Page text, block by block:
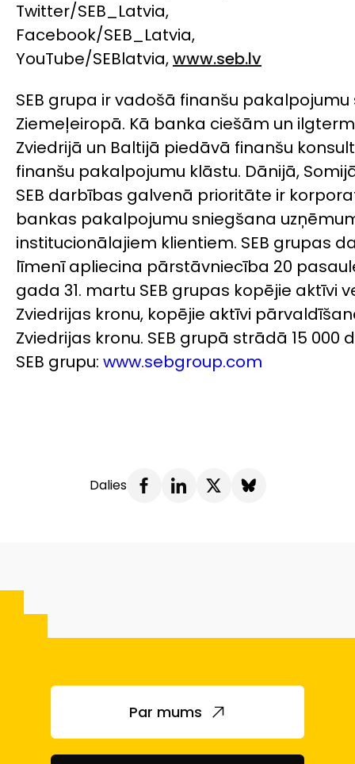
Twitter/SEB_Latvia,
Facebook/SEB_Latvia,
YouTube/SEBlatvia,www.seb.lv
SEB grupa ir vadošā finanšu pakalpojumu
Ziemeļeiropā. Kā banka ciešām un
Zviedrijā un Baltijā piedāvā finanšu
finanšu pakalpojumu klāstu. Dānijā,
SEB darbības galvenā prioritāte ir
bankas pakalpojumu sniegšana
institucionālajiem klientiem. SEB grupas
līmenī apliecina pārstāvniecība 20
gada 31. martu SEB grupas kopējie aktīvi
Zviedrijas kronu, kopējie aktīvi
Zviedrijas kronu. SEB grupā strādā 15 000
SEB grupu: www.sebgroup.com
Dalies
Par mums